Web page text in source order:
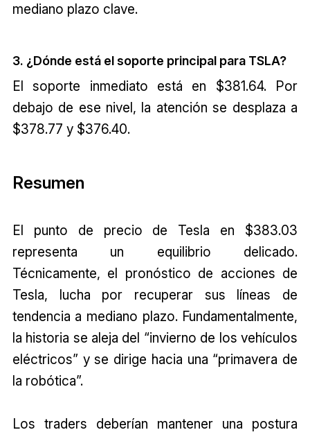
mediano plazo clave.
3. ¿Dónde está el soporte principal para TSLA?
El soporte inmediato está en $381.64. Por
debajo de ese nivel, la atención se desplaza a
$378.77 y $376.40.
Resumen
El punto de precio de Tesla en $383.03
representa un equilibrio delicado.
Técnicamente, el pronóstico de acciones de
Tesla, lucha por recuperar sus líneas de
tendencia a mediano plazo. Fundamentalmente,
la historia se aleja del “invierno de los vehículos
eléctricos” y se dirige hacia una “primavera de
la robótica”.
Los traders deberían mantener una postura